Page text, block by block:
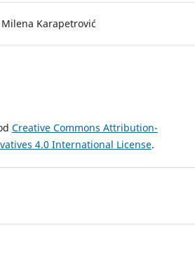
Karapetrović
Creative Commons Attribution-
4.0 International License.